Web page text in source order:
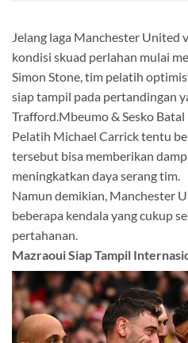
Jelang laga Manchester United
kondisi skuad perlahan mulai
Simon Stone, tim pelatih
siap tampil pada pertandingan
Trafford.Mbeumo & Sesko Batal
Pelatih Michael Carrick tentu
tersebut bisa memberikan
meningkatkan daya serang tim.
Namun demikian, Manchester
beberapa kendala yang cukup
pertahanan.
Mazraoui Siap Tampil